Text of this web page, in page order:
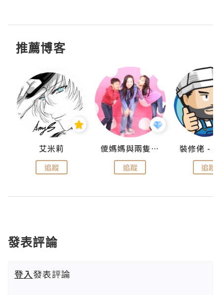
推薦博客
艾米莉
追蹤
儍媽媽與兩隻小魔怪之家
追蹤 追蹤
發表評論
登入發表評論